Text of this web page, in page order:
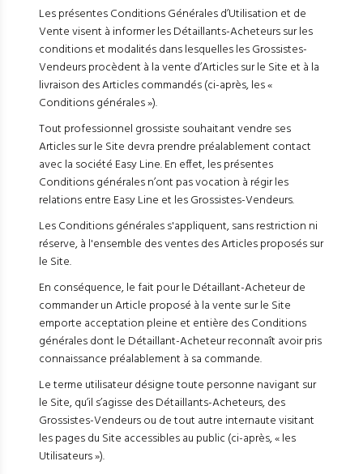
Les présentes Conditions Générales d’Utilisation et de
Vente visent à informer les Détaillants-Acheteurs sur les
conditions et modalités dans lesquelles les Grossistes-
Vendeurs procèdent à la vente d’Articles sur le Site et à la
livraison des Articles commandés (ci-après, les «
Conditions générales »).
Tout professionnel grossiste souhaitant vendre ses
Articles sur le Site devra prendre préalablement contact
avec la société Easy Line. En effet, les présentes
Conditions générales n’ont pas vocation à régir les
relations entre Easy Line et les Grossistes-Vendeurs.
Les Conditions générales s'appliquent, sans restriction ni
réserve, à l'ensemble des ventes des Articles proposés sur
le Site.
En conséquence, le fait pour le Détaillant-Acheteur de
commander un Article proposé à la vente sur le Site
emporte acceptation pleine et entière des Conditions
générales dont le Détaillant-Acheteur reconnaît avoir pris
connaissance préalablement à sa commande.
Le terme utilisateur désigne toute personne navigant sur
le Site, qu’il s’agisse des Détaillants-Acheteurs, des
Grossistes-Vendeurs ou de tout autre internaute visitant
les pages du Site accessibles au public (ci-après, « les
Utilisateurs »).